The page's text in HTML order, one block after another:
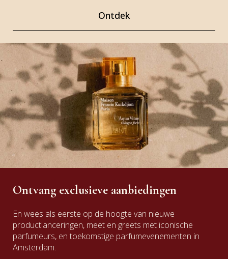
Ontdek
Ontvang exclusieve aanbiedingen
En wees als eerste op de hoogte van nieuwe
productlanceringen, meet en greets met iconische
parfumeurs, en toekomstige parfumevenementen in
Amsterdam.